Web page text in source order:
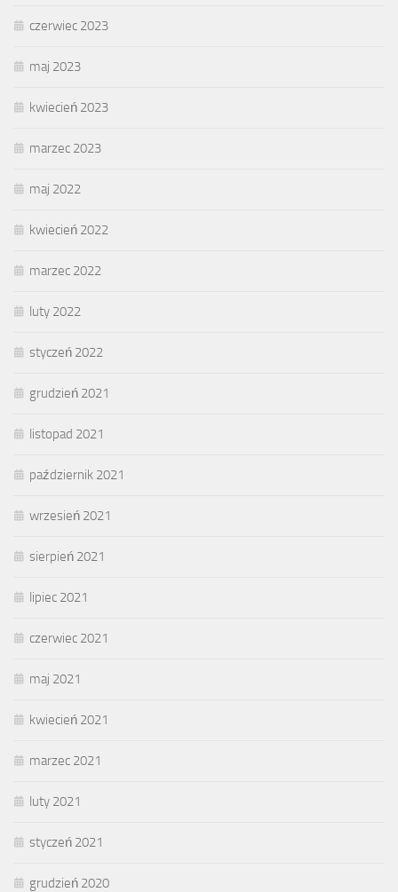
czerwiec 2023
maj 2023
kwiecień 2023
marzec 2023
maj 2022
kwiecień 2022
marzec 2022
luty 2022
styczeń 2022
grudzień 2021
listopad 2021
październik 2021
wrzesień 2021
sierpień 2021
lipiec 2021
czerwiec 2021
maj 2021
kwiecień 2021
marzec 2021
luty 2021
styczeń 2021
grudzień 2020